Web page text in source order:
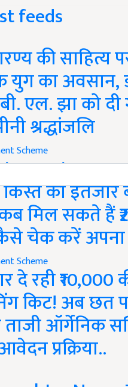
feeds
की साहित्य
का अवसान,
बी. एल. झा को
श्रद्धांजलि
Scheme
Yojana
का इंतजार
मिल सकते हैं
चेक करें अपना
Scheme
दे रही ₹10,000
किट! अब छत
ऑर्गेनिक
प्रक्रिया..